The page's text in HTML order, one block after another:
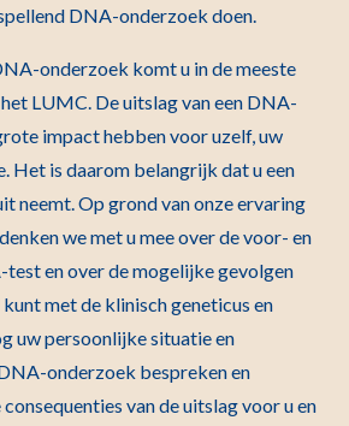
DNA-onderzoek doen.
onderzoek komt u in de meeste
LUMC. De uitslag van een DNA-
impact hebben voor uzelf, uw
Het is daarom belangrijk dat u een
neemt. Op grond van onze ervaring
we met u mee over de voor- en
test en over de mogelijke gevolgen
met de klinisch geneticus en
uw persoonlijke situatie en
onderzoek bespreken en
van de uitslag voor u en